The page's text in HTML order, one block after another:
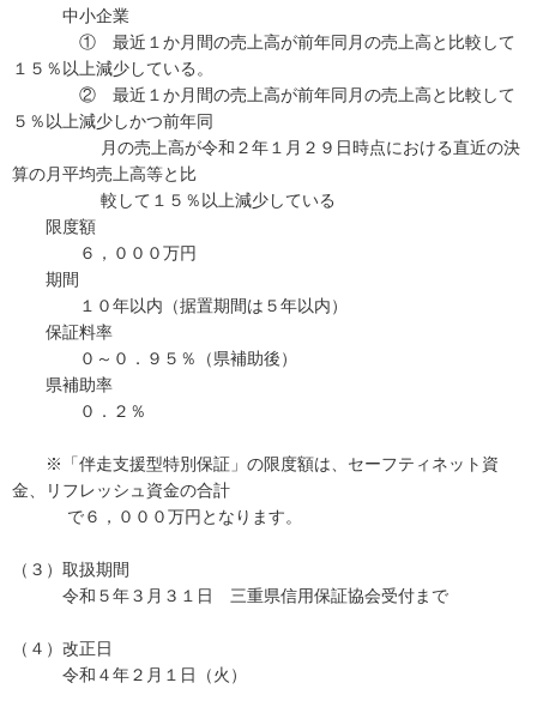
中小企業
① 最近１か月間の売上高が前年同月の売上高と比較して
１５％以上減少している。
② 最近１か月間の売上高が前年同月の売上高と比較して
５％以上減少しかつ前年同
月の売上高が令和２年１月２９日時点における直近の決
算の月平均売上高等と比
較して１５％以上減少している
限度額
６，０００万円
期間
１０年以内（据置期間は５年以内）
保証料率
０～０．９５％（県補助後）
県補助率
０．２％
※「伴走支援型特別保証」の限度額は、セーフティネット資
金、リフレッシュ資金の合計
で６，０００万円となります。
（３）取扱期間
令和５年３月３１日 三重県信用保証協会受付まで
（４）改正日
令和４年２月１日（火）